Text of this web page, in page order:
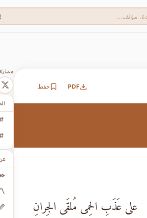
PDF حفظ
على عَذَبِ الحِمى مُلقَى الجِرانِ
#
#